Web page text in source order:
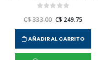
C$ 333.00 C$ 249.75
AÑADIR AL CARRITO